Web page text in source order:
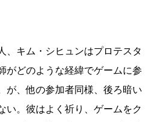
、キム・シヒュンはプロテスタ
がどのような経緯でゲームに参
が、他の参加者同様、後ろ暗い
い。彼はよく祈り、ゲームをク